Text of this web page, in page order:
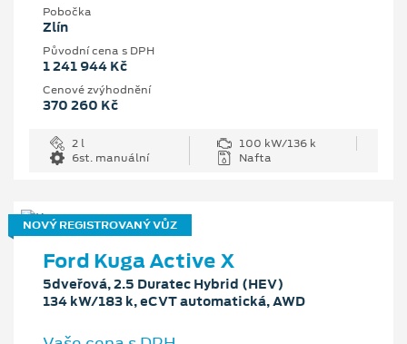
Pobočka
Zlín
Původní cena s DPH
1 241 944 Kč
Cenové zvýhodnění
370 260 Kč
2 l
100 kW/136 k
6st. manuální
Nafta
NOVÝ REGISTROVANÝ VŮZ
Ford Kuga Active X
5dveřová, 2.5 Duratec Hybrid (HEV)
134 kW/183 k, eCVT automatická, AWD